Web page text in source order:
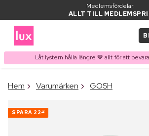
Medlemsfördelar:
ALLT TILL
Låt lystern hålla längre 🤎 allt för att
PRODUKT I
Hem Varumärken GOSH
SPARA 22 10